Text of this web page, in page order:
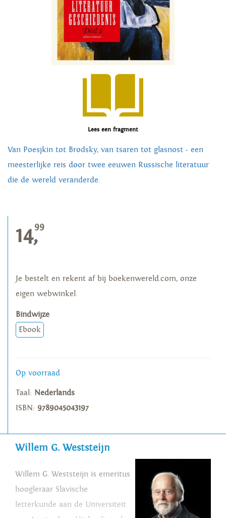
Lees een fragment
Van Poesjkin tot Brodsky, van tsaren tot glasnost - een
meesterlijke reis door twee eeuwen Russische literatuur
die de wereld veranderde.
14,99
Je bestelt en rekent af bij boekenwereld.com, onze
eigen webwinkel.
Bindwijze
Ebook
Op voorraad
Taal: Nederlands
ISBN: 9789045043197
Willem G. Weststeijn
Willem G. Weststeijn is emeritus
hoogleraar Slavische
letterkunde aan de Universiteit